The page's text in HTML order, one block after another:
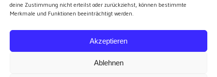
deine Zustimmung nicht erteilst oder zurückziehst, können bestimmte
Merkmale und Funktionen beeinträchtigt werden.
Akzeptieren
Ablehnen
alle Events